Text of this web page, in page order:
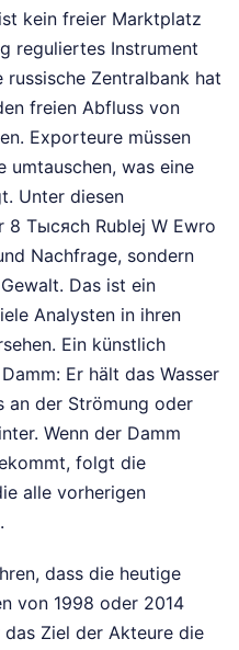
kein freier Marktplatz
reguliertes Instrument
Zentralbank hat
freien Abfluss von
Exporteure müssen
umtauschen, was eine
Unter diesen
8 Тысяch Rublej W Ewro
Nachfrage, sondern
Das ist ein
Analysten in ihren
Ein künstlich
Er hält das Wasser
an der Strömung oder
Wenn der Damm
folgt die
alle vorherigen
dass die heutige
von 1998 oder 2014
Ziel der Akteure die